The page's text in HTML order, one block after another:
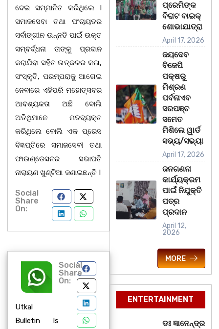
ଦେଇ ସମ୍ମାନିତ କରିଥିଲେ I
ସମାଜସେବା ତଥା ପଂଚାୟତର
ସର୍ବାଙ୍ଗୀନ ଉନ୍ନତି ପାଇଁ ଉକ୍ତ
ସମ୍ବର୍ଦ୍ଧନା ତାଙ୍କୁ ପ୍ରଦାନ
କରାଯିବା ସହିତ ଉତ୍କଳର କଳା,
ସଂସ୍କୃତି, ପରମ୍ପରାକୁ ଆଗେଇ
ନେବାରେ ଏହିପରି ମହୋତ୍ସବର
ଆବଶ୍ୟକତା ଅଛି ବୋଲି
ଅତିଥିମାନେ ମତବ୍ୟକ୍ତ
କରିଥିଲେ ବୋଲି ଏକ ପ୍ରେସ
ବିଜ୍ଞପ୍ତିରେ ସମାଜସେବୀ ତଥା
ଫାଉଣ୍ଡେସନର ସଭାପତି
ନାରାୟଣ ଖୁଣ୍ଟିଆ ଜଣାଇଛନ୍ତି I
Social
Share
On:
Utkal
Bulletin Is
Social
Share
On:
ପ୍ରେମିଙ୍କ
ବିରାଟ ବାଇକ୍
ଶୋଭାଯାତ୍ରା
April 17, 2026
ଜୟଦେବ
ବିଜେପି
ପକ୍ଷରୁ
ମିଶ୍ରଣ
ପର୍ବନାଏବ
ସରପଞ୍ଚ
ସମେତ
ମିଶିଲେ ୱାର୍ଡ
ସଭ୍ୟ/ସଭ୍ୟା
April 17, 2026
ଜନଗଣନା
କାର୍ଯ୍ୟକ୍ରମ
ପାଇଁ ନିଯୁକ୍ତି
ପତ୍ର
ପ୍ରଦାନ
April 12,
2026
MORE
ENTERTAINMENT
ଡଃ ଜ୍ଞାନେନ୍ଦ୍ର